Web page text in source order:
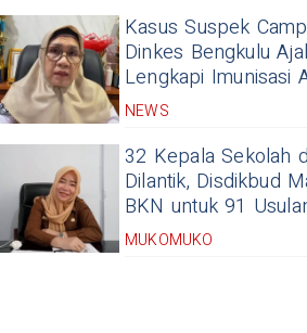
Kasus Suspek
Dinkes Bengkulu
Lengkapi Imunisasi
NEWS
32 Kepala Sekolah
Dilantik, Disdikbud
BKN untuk 91
MUKOMUKO